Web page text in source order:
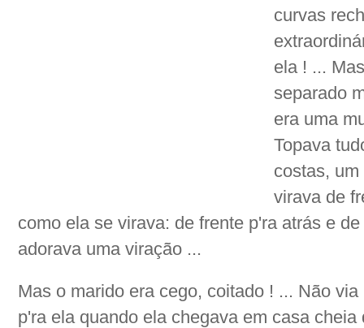
curvas
ela ! ...
separado
era uma
Topava
costas,
virava de
como ela se virava: de frente p'ra atrás e
adorava uma viração ...
Mas o marido era cego, coitado ! ... Não
p'ra ela quando ela chegava em casa